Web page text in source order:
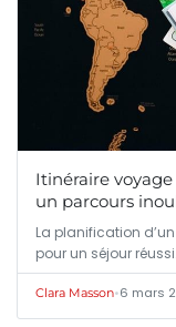
Itinéraire
un parcours
La planification
pour un séjour réussi.
Clara Masson•6 mars